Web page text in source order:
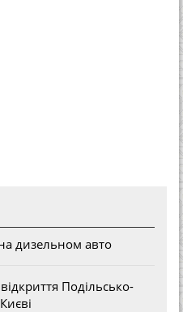
дизельном авто
Подільсько-